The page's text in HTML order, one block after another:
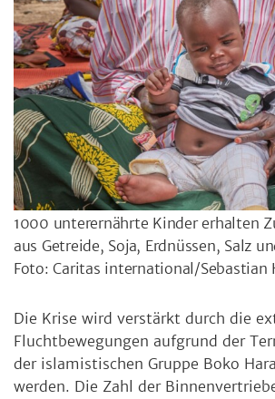
1000 unterernährte Kinder erhalten
aus Getreide, Soja, Erdnüssen, Salz
Foto: Caritas international/Sebastian
Die Krise wird verstärkt durch die
Fluchtbewegungen aufgrund der
der islamistischen Gruppe Boko
werden. Die Zahl der